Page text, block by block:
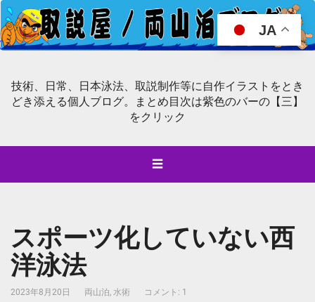
技術、日常、日本泳法、取説制作等に自作イラストをとき
どき添える個人ブログ。まとめ目次は紫色のバーの【三】
をクリック
☰
スポーツ化していない西
洋泳法
2023年8月20日 両山泊, 水術 コメント: 1
JA